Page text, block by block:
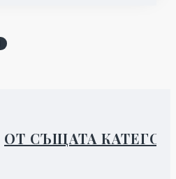
ОТ СЪЩАТА